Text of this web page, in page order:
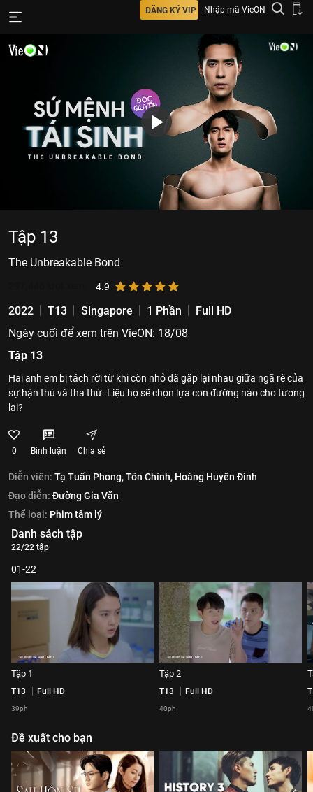
ĐĂNG KÝ VIP Nhập mã VieON
Tập 13
The Unbreakable Bond
4.9
2022 T13 Singapore 1 Phần
Full HD
Ngày cuối để xem trên VieON: 18/08
Tập 13
Hai anh em bị tách rời từ khi còn nhỏ đã gặp lại nhau giữa ngã rẽ của
sự hận thù và tha thứ. Liệu họ sẽ chọn lựa con đường nào cho tương
lai?
0 Bình luận Chia sẻ
Diễn viên: Tạ Tuấn Phong,Tôn Chính, Hoàng Huyên Đình
Đạo diễn: Đường Gia Văn
Thể loại: Phim tâm lý
Danh sách tập
22/22 tập
01-22
Tập 1
T13 Full HD
39ph
Tập 2
T13 Full HD
40ph
Đề xuất cho bạn